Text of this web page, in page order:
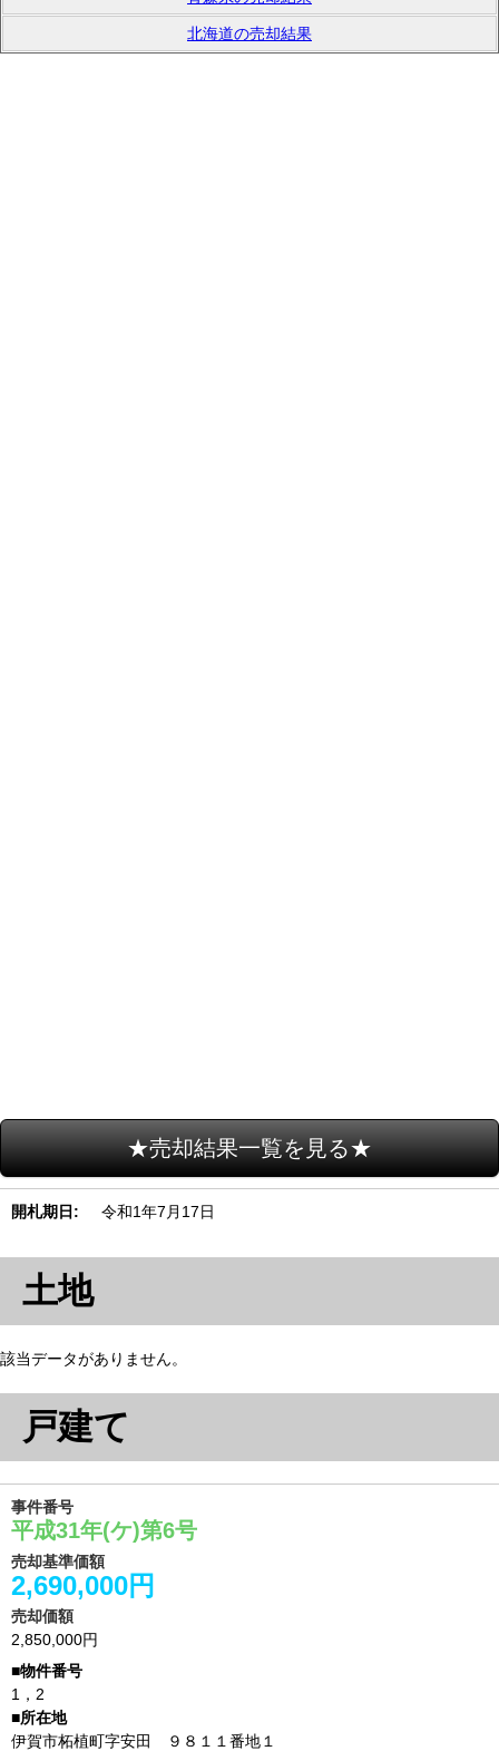
北海道の売却結果
★売却結果一覧を見る★
開札期日 令和1年7月17日
土地
該当データがありません。
戸建て
事件番号
平成31年(ケ)第6号
売却基準価額
2,690,000円
売却価額
2,850,000円
1，2
伊賀市柘植町字安田 ９８１１番地１